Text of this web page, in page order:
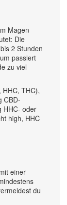
Magen-
Die
2 Stunden
passiert
zu viel
HHC, THC),
CBD-
HHC- oder
high, HHC
einer
du